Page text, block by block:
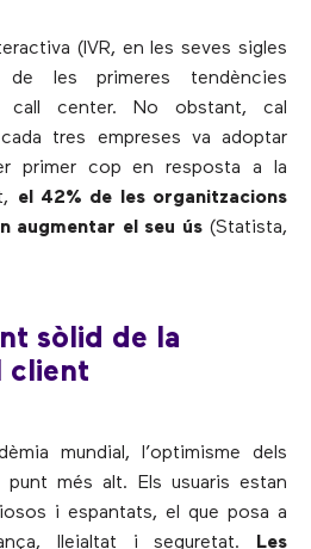
(IVR, en les seves sigles
les primeres tendències
call center. No obstant, cal
tres empreses va adoptar
primer cop en resposta a la
el 42% de les organitzacions
augmentar el seu ús(Statista,
sòlid de la
client
mundial, l’optimisme dels
més alt. Els usuaris estan
i espantats, el que posa a
lleialtat i seguretat. Les